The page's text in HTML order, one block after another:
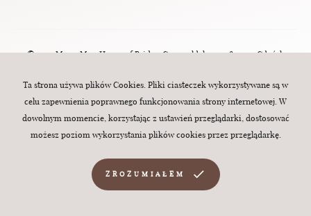
© 2023 Marry Me - House of Brides, Grunwaldzka 124, 80-244 Gdańsk
570 760 320 | e-mail: biuro@marry-me.com.pl
reserved. Webdesign:MINT
Ta strona używa plików Cookies. Pliki ciasteczek wykorzystywane są w
celu zapewnienia poprawnego funkcjonowania strony internetowej. W
dowolnym momencie, korzystając z ustawień przeglądarki, dostosować
możesz poziom wykorzystania plików cookies przez przeglądarkę.
ZROZUMIAŁEM